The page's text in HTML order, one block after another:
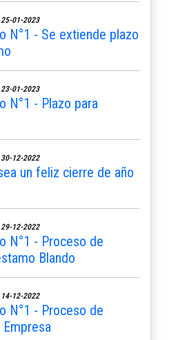
25-01-2023
N°1 - Se extiende plazo
23-01-2023
N°1 - Plazo para
30-12-2022
un feliz cierre de año
29-12-2022
N°1 - Proceso de
Blando
14-12-2022
N°1 - Proceso de